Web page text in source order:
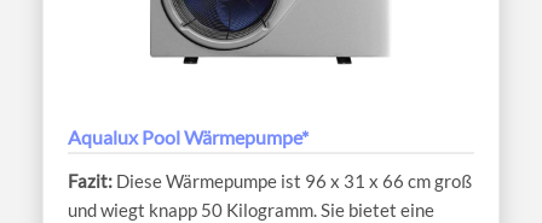
Aqualux Pool Wärmepumpe*
Diese Wärmepumpe ist 96 x 31 x 66 cm groß
und wiegt knapp 50 Kilogramm. Sie bietet eine